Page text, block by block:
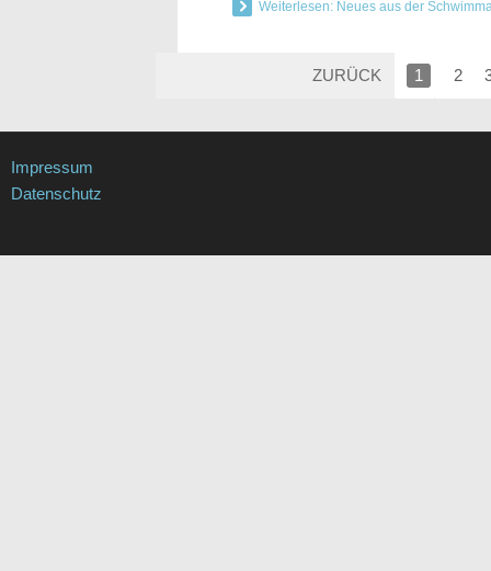
Weiterlesen: Neues aus der
ZURÜCK 1 2
Impressum
Datenschutz